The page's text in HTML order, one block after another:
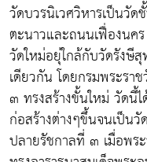
วัดบวรนิเวศวิหารเป็นวั
ตะนาวและถนนเฟื่องนค
วัดใหม่อยุ่ใกล้กับวัดรังษีสุ
เดียวกัน โดยกรมพระรา
๓ ทรงสร้างขั้นใหม่ วัดนี้
ก่อสร้างต่างๆขึ้นจนเป็น
ปลายรัชกาลที่ ๓ เมื่อพร